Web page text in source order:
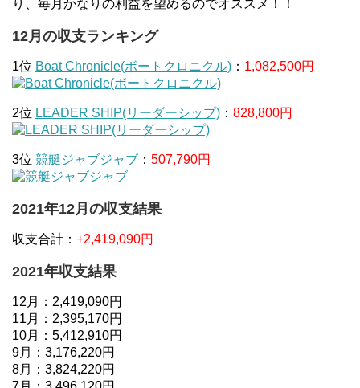
り、毎月かなりの利益を望めるのでオススメ！！
12月の収支ランキング
1位 Boat Chronicle(ボートクロニクル) ： 1,082,500円
2位 LEADER SHIP(リーダーシップ) ： 828,800円
3位 競艇ジャブジャブ ： 507,790円
2021年12月の収支結果
収支合計： +2,419,090円
2021年収支結果
12月：2,419,090円
11月：2,395,170円
10月：5,412,910円
9月：3,176,220円
8月：3,824,220円